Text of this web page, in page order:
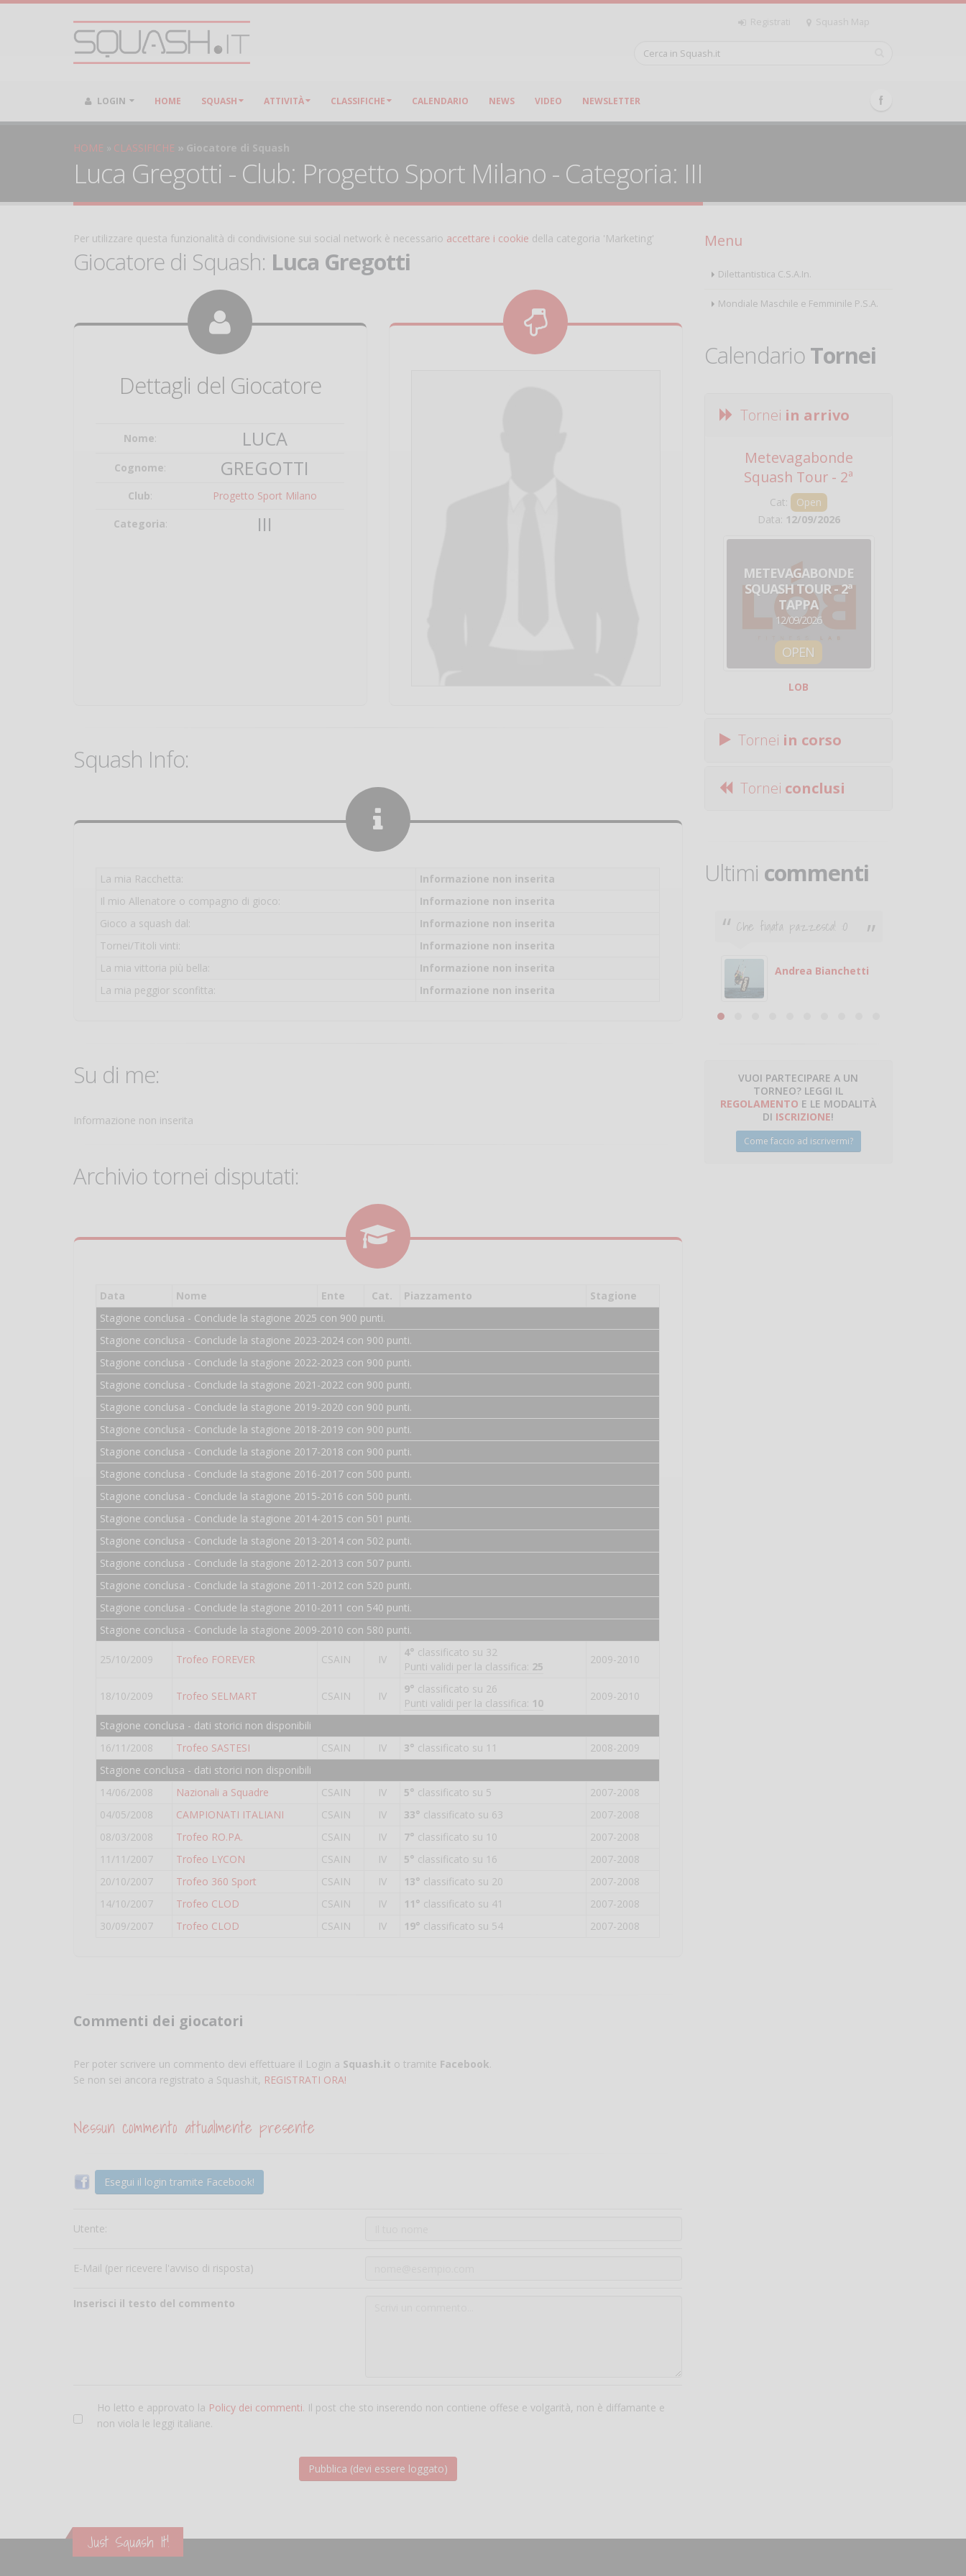
Registrati Squash Map
LOGIN HOME SQUASH ATTIVITÀ CLASSIFICHE CALENDARIO NEWS VIDEO NEWSLETTER
HOME CLASSIFICHE Giocatore di Squash
Luca Gregotti - Club: Progetto Sport Milano - Categoria: III
Per utilizzare questa funzionalità di condivisione sui social network è necessario accettare i cookie della categoria 'Marketing'
Giocatore di Squash: Luca Gregotti
Dettagli del Giocatore
Nome: LUCA
Cognome: GREGOTTI
Club: Progetto Sport Milano
Categoria: III
Squash Info:
La mia Racchetta:
Informazione non inserita
Il mio Allenatore o compagno di gioco:
Informazione non inserita
Gioco a squash dal:
Informazione non inserita
Tornei/Titoli vinti:
Informazione non inserita
La mia vittoria più bella:
Informazione non inserita
La mia peggior sconfitta:
Informazione non inserita
Su di me:
Informazione non inserita
Archivio tornei disputati:
Data Nome Ente Cat. Piazzamento
Stagione
Stagione conclusa - Conclude la stagione 2025 con 900 punti.
Stagione conclusa - Conclude la stagione 2023-2024 con 900 punti.
Stagione conclusa - Conclude la stagione 2022-2023 con 900 punti.
Stagione conclusa - Conclude la stagione 2021-2022 con 900 punti.
Stagione conclusa - Conclude la stagione 2019-2020 con 900 punti.
Stagione conclusa - Conclude la stagione 2018-2019 con 900 punti.
Stagione conclusa - Conclude la stagione 2017-2018 con 900 punti.
Stagione conclusa - Conclude la stagione 2016-2017 con 500 punti.
Stagione conclusa - Conclude la stagione 2015-2016 con 500 punti.
Stagione conclusa - Conclude la stagione 2014-2015 con 501 punti.
Stagione conclusa - Conclude la stagione 2013-2014 con 502 punti.
Stagione conclusa - Conclude la stagione 2012-2013 con 507 punti.
Stagione conclusa - Conclude la stagione 2011-2012 con 520 punti.
Stagione conclusa - Conclude la stagione 2010-2011 con 540 punti.
Stagione conclusa - Conclude la stagione 2009-2010 con 580 punti.
25/10/2009 Trofeo FOREVER CSAIN IV
4° classificato su 32
Punti validi per la classifica: 25
2009-2010
18/10/2009 Trofeo SELMART CSAIN IV
9° classificato su 26
Punti validi per la classifica: 10
2009-2010
Stagione conclusa - dati storici non disponibili
16/11/2008
Trofeo SASTESI CSAIN IV 3° classificato su 11
2008-2009
Stagione conclusa - dati storici non disponibili
14/06/2008
Nazionali a Squadre CSAIN IV 5° classificato su 5
2007-2008
04/05/2008
CAMPIONATI ITALIANI CSAIN IV 33° classificato su 63
2007-2008
08/03/2008
Trofeo RO.PA. CSAIN IV 7° classificato su 10
2007-2008
11/11/2007
Trofeo LYCON CSAIN IV 5° classificato su 16
2007-2008
20/10/2007
Trofeo 360 Sport CSAIN IV 13° classificato su 20
2007-2008
14/10/2007
Trofeo CLOD CSAIN IV 11° classificato su 41
2007-2008
30/09/2007
Trofeo CLOD CSAIN IV 19° classificato su 54 2007-2008
Commenti dei giocatori
Per poter scrivere un commento devi effettuare il Login a Squash.it o tramite Facebook.
Se non sei ancora registrato a Squash.it, REGISTRATI ORA!
Nessun commento attualmente presente
Esegui il login tramite Facebook!
Utente:
E-Mail (per ricevere l'avviso di risposta)
Inserisci il testo del commento
Ho letto e approvato la Policy dei commenti. Il post che sto inserendo non contiene offese e volgarità, non è diffamante e
non viola le leggi italiane.
Menu
Dilettantistica C.S.A.In.
Mondiale Maschile e Femminile P.S.A.
CalendarioTornei
Tornei in arrivo
Metevagabonde
Squash Tour - 2ª
Tappa
Cat:
Open
Data: 12/09/2026
METEVAGABONDE
SQUASH TOUR - 2ª
TAPPA
12/09/2026
OPEN
LOB
Tornei in corso
Tornei conclusi
Ultimi commenti
Salve,
come fare per prenotare
il campo per giocare con
un mio amico?
Devo chiamare il numero
Che figata pazzesca! :O
Andrea Bianchetti
VUOI PARTECIPARE A UN
TORNEO? LEGGI IL
REGOLAMENTO E LE MODALITÀ
DI ISCRIZIONE!
Come faccio ad iscrivermi?
Just Squash It!